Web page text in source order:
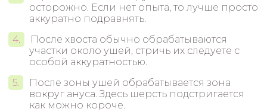
осторожно. Если нет опыта, то лучше просто
аккуратно подравнять.
После хвоста обычно обрабатываются
участки около ушей, стричь их следуете с
особой аккуратностью.
После зоны ушей обрабатывается зона
вокруг ануса. Здесь шерсть подстригается
как можно короче.